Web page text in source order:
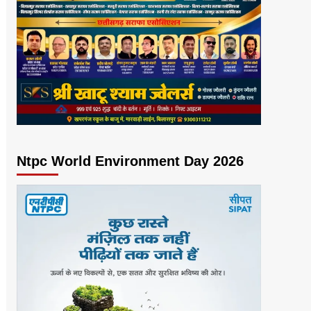
Ntpc World Environment Day 2026